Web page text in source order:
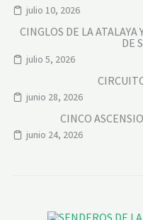
julio 10, 2026
CINGLOS DE LA
DE
julio 5, 2026
junio 28, 2026
CINCO
junio 24, 2026